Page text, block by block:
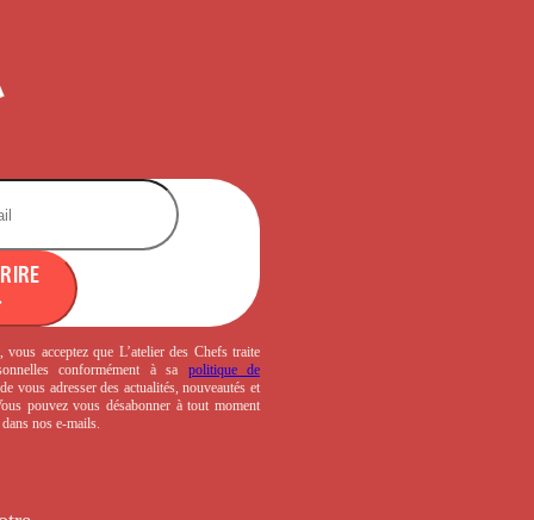
acceptez que L’atelier des Chefs traite
conformément à sa politique de
vous adresser des actualités, nouveautés et
pouvez vous désabonner à tout moment
nos e-mails.